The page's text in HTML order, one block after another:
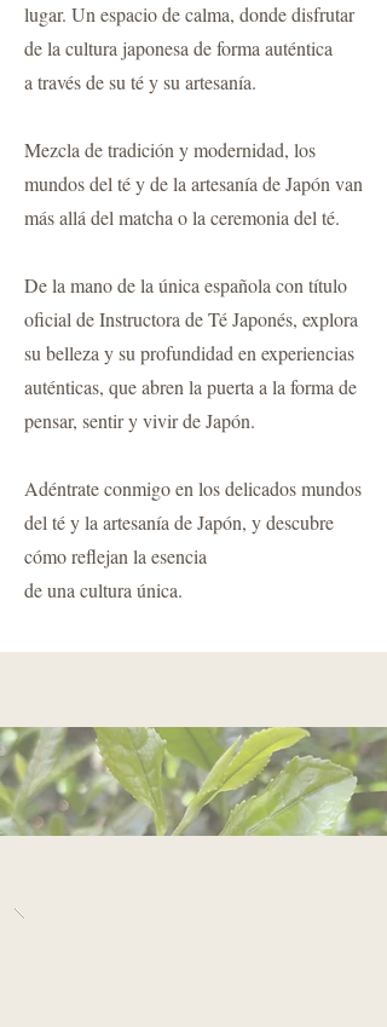
lugar. Un espacio de calma, donde disfrutar
de la cultura japonesa de forma auténtica
a través de su té y su artesanía.
Mezcla de tradición y modernidad, los
mundos del té y de la artesanía de Japón van
más allá del matcha o la ceremonia del té.
De la mano de la única española con título
oficial de Instructora de Té Japonés, explora
su belleza y su profundidad en experiencias
auténticas, que abren la puerta a la forma de
pensar, sentir y vivir de Japón.
Adéntrate conmigo en los delicados mundos
del té y la artesanía de Japón, y descubre
cómo reflejan la esencia
de una cultura única.